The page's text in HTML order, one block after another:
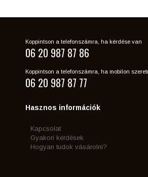
Koppintson a telefonszámra, ha kérdése van
06 20 987 87 86
Koppintson a telefonszámra, ha mobilon
06 20 987 87 77
Hasznos információk
Kapcsolat
Gyakori kérdések
Hogyan tudok vásárolni?